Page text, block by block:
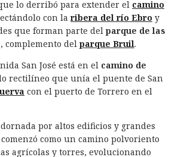
lo derribó para extender el camino
con la ribera del río Ebro y
que forman parte del parque de las
, complemento del parque Bruil.
San José está en el camino de
rectilíneo que unía el puente de San
con el puerto de Torrero en el
por altos edificios y grandes
comenzó como un camino polvoriento
agrícolas y torres, evolucionando